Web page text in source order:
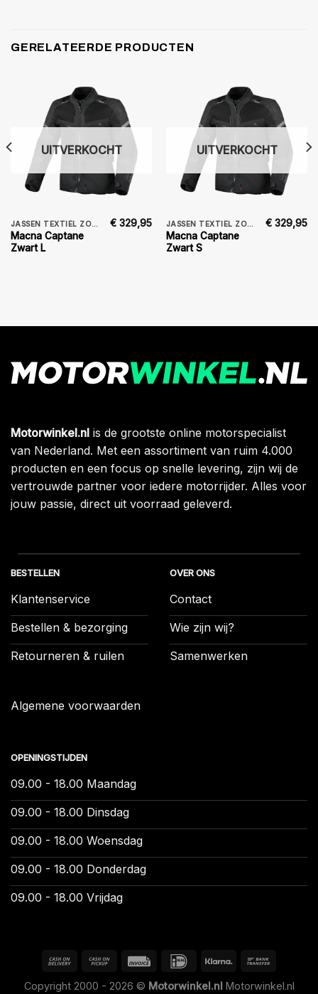
GERELATEERDE PRODUCTEN
UITVERKOCHT
JASSEN TEXTIEL ZOMER
Macna Captane
Zwart L
€ 329,95
UITVERKOCHT
JASSEN TEXTIEL ZOMER
Macna Captane
Zwart S
€ 329,95
Motorwinkel.nl is de grootste online motorspecialist
van Nederland. Met een assortiment van ruim 4.000
producten en een focus op snelle levering, zijn wij de
vertrouwde partner voor iedere motorrijder. Alles voor
jouw passie, direct uit voorraad geleverd.
BESTELLEN
Klantenservice
Bestellen & bezorging
Retourneren & ruilen
Algemene voorwaarden
OVER ONS
Contact
Wie zijn wij?
Samenwerken
OPENINGSTIJDEN
09.00 - 18.00 Maandag
09.00 - 18.00 Dinsdag
09.00 - 18.00 Woensdag
09.00 - 18.00 Donderdag
09.00 - 18.00 Vrijdag
Copyright 2000 - 2026 © Motorwinkel.nl Motorwinkel.nl